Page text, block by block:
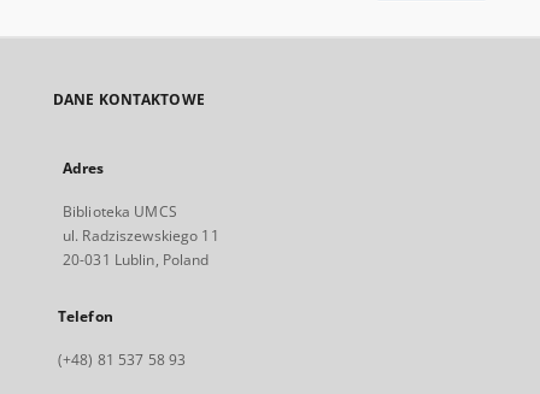
DANE KONTAKTOWE
Adres
Biblioteka UMCS
ul. Radziszewskiego 11
20-031 Lublin, Poland
Telefon
(+48) 81 537 58 93